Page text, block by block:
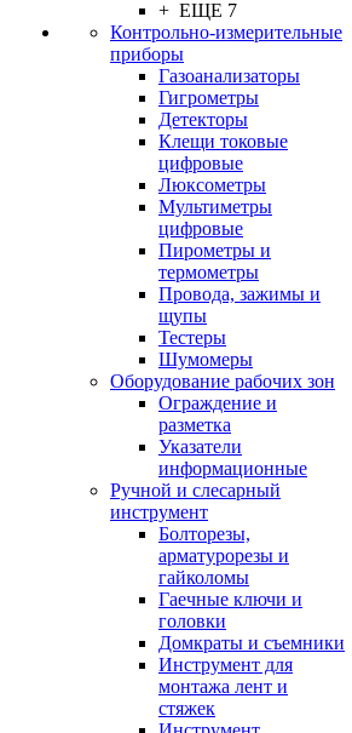
+ ЕЩЕ 7
Контрольно-измерительные
приборы
Газоанализаторы
Гигрометры
Детекторы
Клещи токовые
цифровые
Люксометры
Мультиметры
цифровые
Пирометры и
термометры
Провода, зажимы и
щупы
Тестеры
Шумомеры
Оборудование рабочих зон
Ограждение и
разметка
Указатели
информационные
Ручной и слесарный
инструмент
Болторезы,
арматурорезы и
гайколомы
Гаечные ключи и
головки
Домкраты и съемники
Инструмент для
монтажа лент и
стяжек